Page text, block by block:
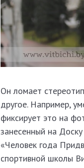
Он ломает
другое. Например,
фиксирует это на
занесенный на
«Человек года
спортивной школы